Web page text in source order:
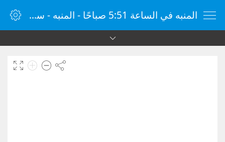
المنبه في الساعة 5:51 صباحًا - المنبه - ساعة منبه الإنترنت